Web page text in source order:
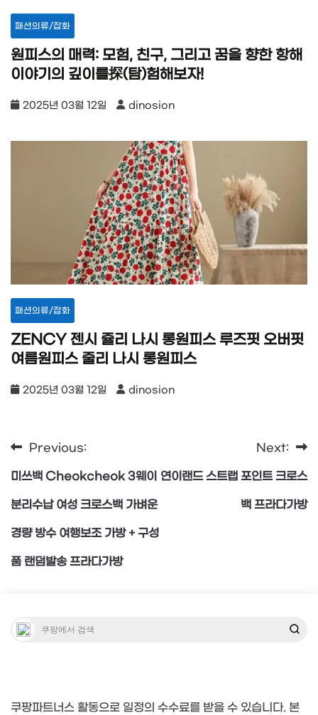
패션의류/잡화
원피스의 매력: 모험, 친구, 그리고 꿈을 향한 항해
이야기의 깊이를探(탐)험해보자!
2025년 03월 12일 dinosion
패션의류/잡화
ZENCY 젠시 쥴리 나시 롱원피스 루즈핏 오버핏
여름원피스 줄리 나시 롱원피스
2025년 03월 12일 dinosion
글
탐
색
Previous:
미쓰백 Cheokcheok 3웨이
분리수납 여성 크로스백 가벼운
경량 방수 여행보조 가방 + 구성
품 랜덤발송 프라다가방
Next:
연이랜드 스트랩 포인트 크로스
백 프라다가방
쿠팡파트너스 활동으로 일정의 수수료를 받을 수 있습니다. 본